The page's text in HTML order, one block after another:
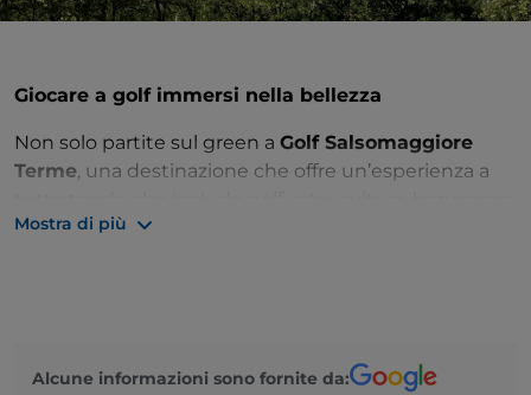
Giocare a golf immersi nella bellezza
Non solo partite sul green a Golf Salsomaggiore
Terme, una destinazione che offre un’esperienza a
e buon cibo. Il campo si snoda tra le colline e una
progettato da Carlo Quintelli nel 1992, su un terreno
ondulato con ostacoli d’acqua costituiti da 3 laghi
Mostra di più
Alcune informazioni sono fornite da: